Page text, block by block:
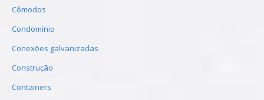
Cômodos
Condomínio
Conexões galvanizadas
Construção
Containers